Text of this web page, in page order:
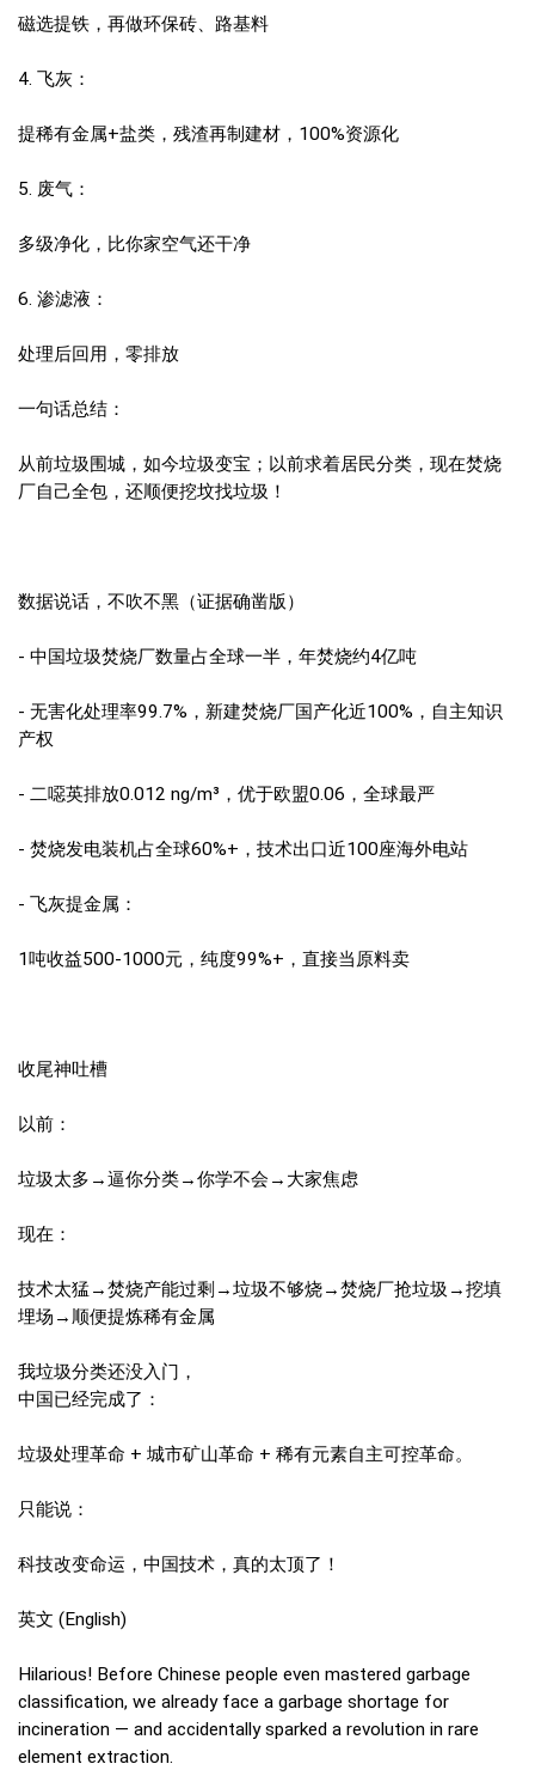
磁选提铁，再做环保砖、路基料
4. 飞灰：
提稀有金属+盐类，残渣再制建材，100%资源化
5. 废气：
多级净化，比你家空气还干净
6. 渗滤液：
处理后回用，零排放
一句话总结：
从前垃圾围城，如今垃圾变宝；以前求着居民分类，现在焚烧
厂自己全包，还顺便挖坟找垃圾！
数据说话，不吹不黑（证据确凿版）
- 中国垃圾焚烧厂数量占全球一半，年焚烧约4亿吨
- 无害化处理率99.7%，新建焚烧厂国产化近100%，自主知识
产权
- 二噁英排放0.012 ng/m³，优于欧盟0.06，全球最严
- 焚烧发电装机占全球60%+，技术出口近100座海外电站
- 飞灰提金属：
1吨收益500-1000元，纯度99%+，直接当原料卖
收尾神吐槽
以前：
垃圾太多→逼你分类→你学不会→大家焦虑
现在：
技术太猛→焚烧产能过剩→垃圾不够烧→焚烧厂抢垃圾→挖填
埋场→顺便提炼稀有金属
我垃圾分类还没入门，
中国已经完成了：
垃圾处理革命 + 城市矿山革命 + 稀有元素自主可控革命。
只能说：
科技改变命运，中国技术，真的太顶了！
英文 (English)
Hilarious! Before Chinese people even mastered garbage
classification, we already face a garbage shortage for
incineration — and accidentally sparked a revolution in rare
element extraction.